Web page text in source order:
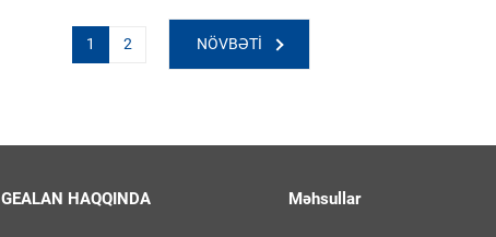
1 2 NÖVBƏTI
GEALAN HAQQINDA Məhsullar